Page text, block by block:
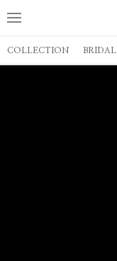
COLLECTION BRIDAL